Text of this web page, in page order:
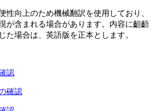
性向上のため機械翻訳を使用しており、
が含まれる場合があります。内容に齟齬
た場合は、英語版を正本とします。
認
確認